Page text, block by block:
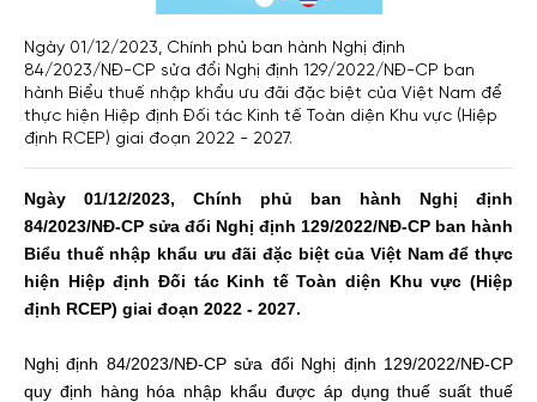
Ngày 01/12/2023, Chính phủ ban hành Nghị định
84/2023/NĐ-CP sửa đổi Nghị định 129/2022/NĐ-CP ban
hành Biểu thuế nhập khẩu ưu đãi đặc biệt của Việt Nam để
thực hiện Hiệp định Đối tác Kinh tế Toàn diện Khu vực (Hiệp
định RCEP) giai đoạn 2022 - 2027.
Ngày 01/12/2023, Chính phủ ban hành Nghị
định
84/2023/NĐ-CP sửa đổi Nghị định 129/2022/NĐ-CP ban hành
Biểu thuế nhập khẩu ưu đãi đặc biệt của Việt Namđể thực
hiện Hiệp định Đối tácKinh tế Toàn diện Khuvực (Hiệp
định RCEP) giai đoạn 2022 - 2027.
Nghị định 84/2023/NĐ-CPsửa đổi Nghị định 129/2022/NĐ-CP
quy định hàng hóa nhập khẩu được áp dụng thuế suất thuế